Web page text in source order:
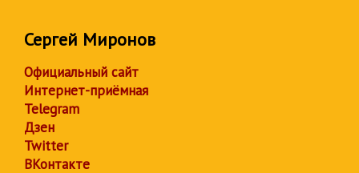
Сергей Миронов
Официальный сайт
Интернет-приёмная
Telegram
Дзен
Twitter
ВКонтакте